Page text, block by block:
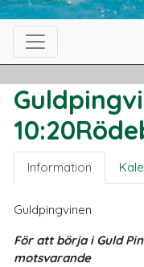
Information
Guldpingvinen
För att börja i Guld
motsvarande